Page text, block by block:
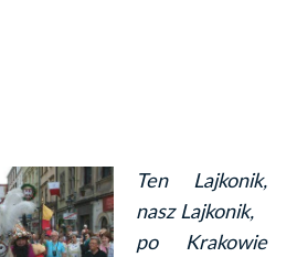
Ten Lajkonik,
nasz Lajkonik,
po Krakowie